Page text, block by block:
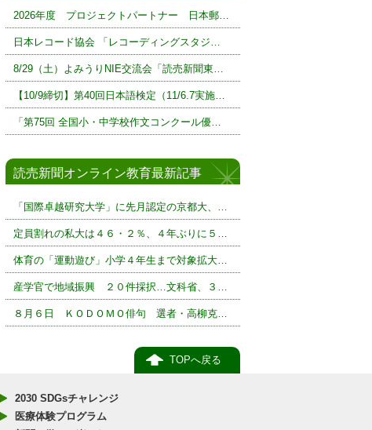
2026年度 プロジェクトパートナー 日本郵…
日本レコード協会 「レコーディングスタジ…
8/29（土）よみうりNIE交流会「読売新聞東…
【10/9締切】第40回日本語検定（11/6.7実施…
「第75回 全国小・中学校作文コンクール優…
読売新聞オンライン教育最新記事
「国際卓越研究大学」に先月認定の京都大、…
定員割れの私大は４６・２％、４年ぶりに５…
体育の「運動遊び」小学４年生まで対象拡大…
産学官で地域振興 ２０件採択…文科省、３…
８月６日 ＫＯＤＯＭＯ俳句 選者・高柳克…
TOPへ戻る
2030 SDGsチャレンジ
医療体験プログラム